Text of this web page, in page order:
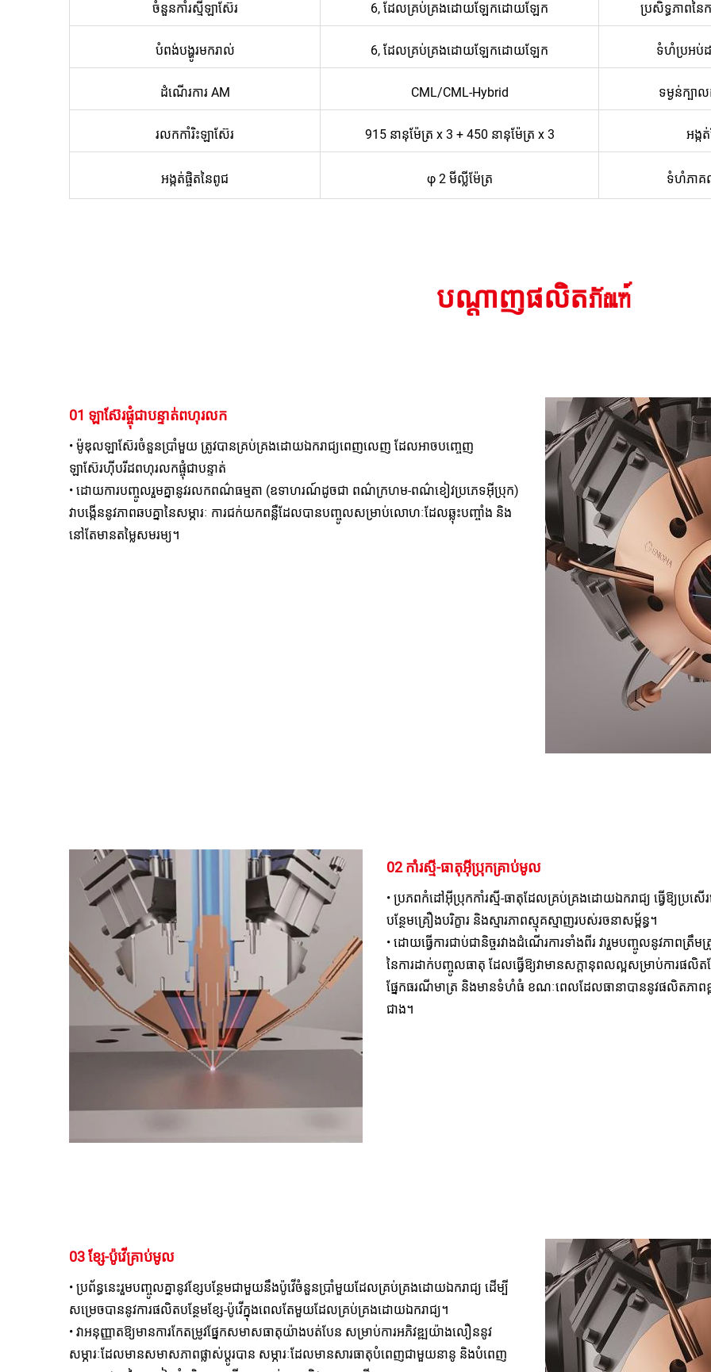
ចំនួនកាំរស្មីឡាស៊ែរ 6, ដែលគ្រប់គ្រងដោយឡែកដោយឡែក ប្រសិទ្ធភាពនៃ
បំពង់បង្ហូរមករាល់ 6, ដែលគ្រប់គ្រងដោយឡែកដោយឡែក ទំហំប្រអប់
ដំណើរការ AM CML/CML-Hybrid ទម្ងន់​ក្បា
រលក​កាំរិះឡាស៊ែរ 915 នានុម៉ែត្រ x 3 + 450 នានុម៉ែត្រ x 3 អង្ក
អង្កត់ផ្ចិតនៃពូជ φ 2 មីល្លីម៉ែត្រ ទំហំ​ភាគ
បណ្តាញផលិតภัณฑ์
01 ឡាស៊ែរ​ផ្ចុំ​ជា​បន្ទាត់​ពហុ​រលក
• ម៉ូឌុលឡាស៊ែរចំនួនប្រាំមួយ ត្រូវបានគ្រប់គ្រងដោយឯករាជ្យពេញលេញ ដែលអាចបញ្ចេញ
ឡាស៊ែរហ៊ីបរីដពហុរលកផ្ចុំជាបន្ទាត់
• ដោយការបញ្ចូលរួមគ្នានូវរលកពណ៌​ធម្មតា (ឧទាហរណ៍ដូចជា ពណ៌ក្រហម-ពណ៌ខៀវប្រភេទអ៊ីប្រុក)
វាបង្កើននូវភាពឆបគ្នានៃសម្ភារៈ ការជក់យកពន្លឺដែលបានបញ្ចូលសម្រាប់​លោហៈដែលឆ្លុះបញ្ចាំង និង
នៅតែមានតម្លៃសមរម្យ។
02 កាំរស្មី-ធាតុអ៊ីប្រុកគ្រាប់មូល
• ប្រភពកំដៅអ៊ីប្រុកកាំរស្មី-ធាតុដែលគ្រប់គ្រងដោយឯករាជ្យ ធ្វើឱ្យប្រសើ
បន្ថែមគ្រឿងបរិក្ខារ និងស្មារភាពស្មុគស្មាញរបស់រចនាសម្ព័ន្ធ។
• ដោយធ្វើការជាប់ជានិច្ចរវាងដំណើរការទាំងពីរ វារួមបញ្ចូលនូវភាពត្រឹម
នៃការដាក់បញ្ចូលធាតុ ដែលធ្វើឱ្យវាមានសក្ដានុពលល្អសម្រាប់ការផលិត
ផ្នែកធរណីមាត្រ និងមានទំហំធំ ខណៈពេលដែលធានាបាននូវផលិតភាព
ជាង។
03 ខ្សែ-ប៉ូវើគ្រាប់មូល
• ប្រព័ន្ធនេះរួមបញ្ចូលគ្នានូវខ្សែបន្ថែមជាមួយនឹងប៉ូវើចំនួនប្រាំមួយដែលគ្រប់គ្រងដោយឯករាជ្យ ដើម្បី
សម្រេចបាននូវការផលិតបន្ថែមខ្សែ-ប៉ូវើក្នុងពេលតែមួយដែលគ្រប់គ្រងដោយឯករាជ្យ។
• វាអនុញ្ញាតឱ្យមាន​ការ​កែតម្រូវ​ផ្នែក​សមាសធាតុ​យ៉ាង​បត់បែន សម្រាប់​ការ​អភិវឌ្ឍ​យ៉ាង​លឿន​នូវ​
សម្ភារៈ​ដែល​មាន​សមាសភាព​ផ្លាស់ប្ដូរ​បាន សម្ភារៈ​ដែល​មាន​សារធាតុ​បំពេញ​ជាមួយ​នានូ និង​បំពេញ​